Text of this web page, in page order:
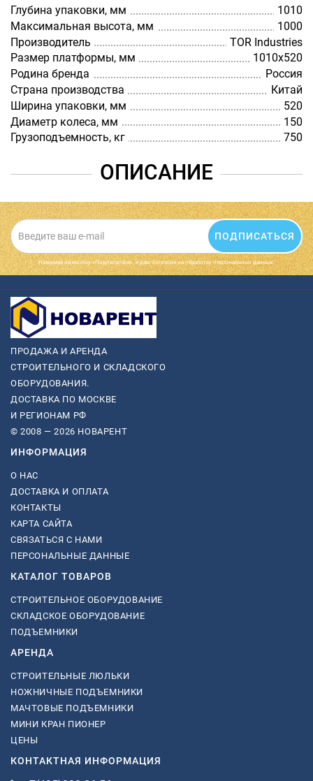
Глубина упаковки, мм
1010
Максимальная высота, мм
1000
Производитель
TOR Industries
Размер платформы, мм
1010x520
Родина бренда
Россия
Страна производства
Китай
Ширина упаковки, мм
520
Диаметр колеса, мм
150
Грузоподъемность, кг
750
ОПИСАНИЕ
ПОДПИСАТЬСЯ
Нажимая на кнопку «Подписаться», я даю cогласие на обработку персональных данных.
ПРОДАЖА И АРЕНДА
СТРОИТЕЛЬНОГО И СКЛАДСКОГО
ОБОРУДОВАНИЯ.
ДОСТАВКА ПО МОСКВЕ
И РЕГИОНАМ РФ
© 2008 — 2026 НОВАРЕНТ
ИНФОРМАЦИЯ
О НАС
ДОСТАВКА И ОПЛАТА
КОНТАКТЫ
КАРТА САЙТА
СВЯЗАТЬСЯ С НАМИ
ПЕРСОНАЛЬНЫЕ ДАННЫЕ
КАТАЛОГ ТОВАРОВ
СТРОИТЕЛЬНОЕ ОБОРУДОВАНИЕ
СКЛАДСКОЕ ОБОРУДОВАНИЕ
ПОДЪЕМНИКИ
АРЕНДА
СТРОИТЕЛЬНЫЕ ЛЮЛЬКИ
НОЖНИЧНЫЕ ПОДЪЕМНИКИ
МАЧТОВЫЕ ПОДЪЕМНИКИ
МИНИ КРАН ПИОНЕР
ЦЕНЫ
КОНТАКТНАЯ ИНФОРМАЦИЯ